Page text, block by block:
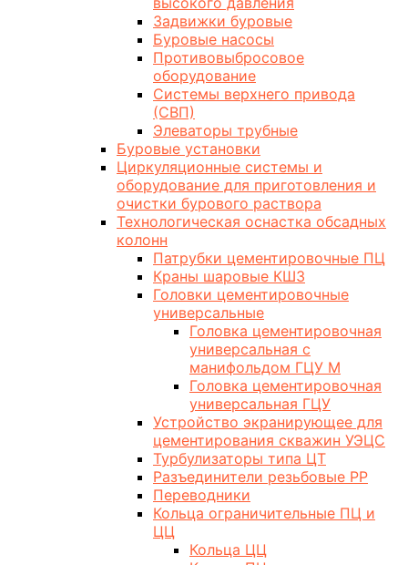
Задвижки буровые
Буровые насосы
Противовыбросовое
оборудование
Системы верхнего привода
(СВП)
Элеваторы трубные
Буровые установки
Циркуляционные системы и
оборудование для приготовления и
очистки бурового раствора
Технологическая оснастка обсадных
колонн
Патрубки цементировочные ПЦ
Краны шаровые КШЗ
Головки цементировочные
универсальные
Головка цементировочная
универсальная с
манифольдом ГЦУ М
Головка цементировочная
универсальная ГЦУ
Устройство экранирующее для
цементирования скважин УЭЦС
Турбулизаторы типа ЦТ
Разъединители резьбовые РР
Переводники
Кольца ограничительные ПЦ и
ЦЦ
Кольца ЦЦ